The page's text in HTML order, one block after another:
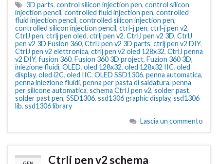
3D parts, control silicon injection pen, control silicon
injection pencil, controlled fluid injection pen, controlled
fluid injection pencil, controlled silicon injection pen,
controlled silicon injection pencil, ctrl-j pen, ctrl-j pen v2,
CtrlJ pen, ctrlj pen oled, ctrlj pen v2, CtrlJ pen v2 3D, CtrlJ
pen v2 3D Fusion 360, CtrlJ pen v2 3D parts, ctrlj pen v2 DIY,
CtrlJ pen v2 elettronica, ctrlj pen v2 oled 128x32, CtrlJ penna
v2 DIY, fusion 360, Fusion 360 3D project, Fuzion 360 3D,
iniezione fluidi, OLED, oled 128x32, oled 128x32 IIC, oled
display, oled i2C, oled IIC, OLED SSD1306, penna automatica,
penna iniezione fluidi, penna per pasta di saldatura, penna
per silicone automatica, schema CtrlJ pen v2, solder past,
solder past pen, SSD1306, ssd1306 graphic display, ssd1306
lib, ssd1306 library
Lascia un commento
Ctrlj pen v2 schema